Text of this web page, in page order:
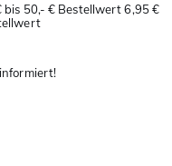
bis 50,- € Bestellwert 6,95 €